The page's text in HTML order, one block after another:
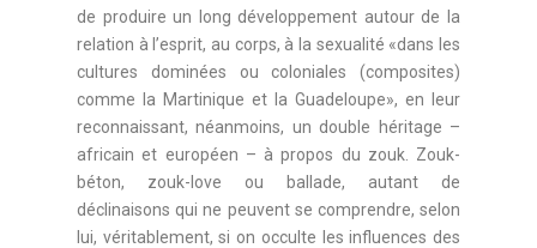
de produire un long développement autour de la
relation à l’esprit, au corps, à la sexualité «dans les
cultures dominées ou coloniales (composites)
comme la Martinique et la Guadeloupe», en leur
reconnaissant, néanmoins, un double héritage –
africain et européen – à propos du zouk. Zouk-
béton, zouk-love ou ballade, autant de
déclinaisons qui ne peuvent se comprendre, selon
lui, véritablement, si on occulte les influences des